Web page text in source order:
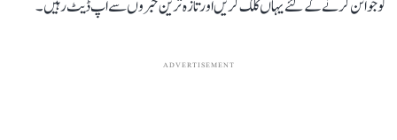
کو جوائن کرنے کے لئے یہاں کلک کریں اور تازہ ترین خبروں سے اپ ڈیٹ رہیں۔
ADVERTISEMENT